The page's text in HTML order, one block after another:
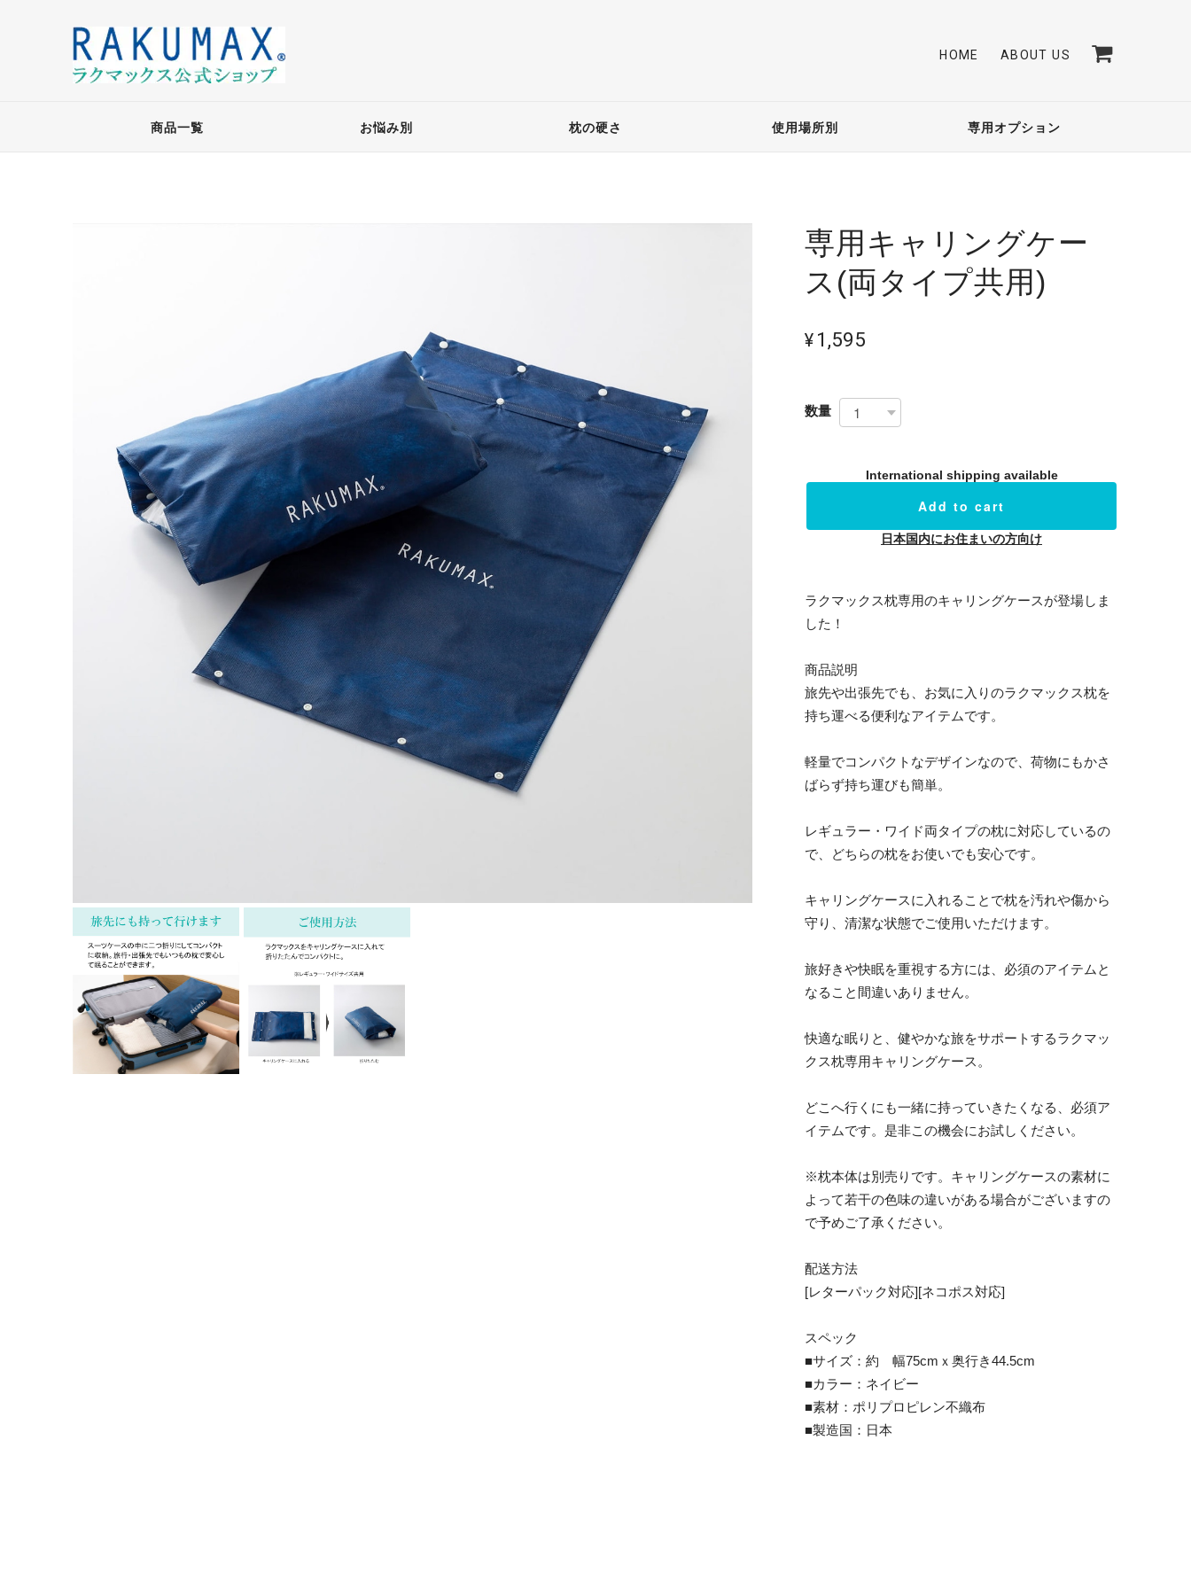
HOME ABOUT US
商品一覧 お悩み別 枕の硬さ 使用場所別 専用オプション
専用キャリングケー
ス(両タイプ共用)
¥1,595
数量
International shipping available
Add to cart
日本国内にお住まいの方向け
ラクマックス枕専用のキャリングケースが登場しま
した！
商品説明
旅先や出張先でも、お気に入りのラクマックス枕を
持ち運べる便利なアイテムです。
軽量でコンパクトなデザインなので、荷物にもかさ
ばらず持ち運びも簡単。
レギュラー・ワイド両タイプの枕に対応しているの
で、どちらの枕をお使いでも安心です。
キャリングケースに入れることで枕を汚れや傷から
守り、清潔な状態でご使用いただけます。
旅好きや快眠を重視する方には、必須のアイテムと
なること間違いありません。
快適な眠りと、健やかな旅をサポートするラクマッ
クス枕専用キャリングケース。
どこへ行くにも一緒に持っていきたくなる、必須ア
イテムです。是非この機会にお試しください。
※枕本体は別売りです。キャリングケースの素材に
よって若干の色味の違いがある場合がございますの
で予めご了承ください。
配送方法
[レターパック対応][ネコポス対応]
スペック
■サイズ：約 幅75cmｘ奥行き44.5cm
■カラー：ネイビー
■素材：ポリプロピレン不織布
■製造国：日本